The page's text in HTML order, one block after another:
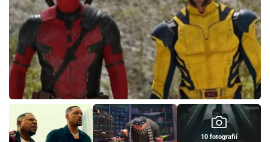
Seriály
Hry
Cool Esport
Pořady
TV Program
10 fotografií